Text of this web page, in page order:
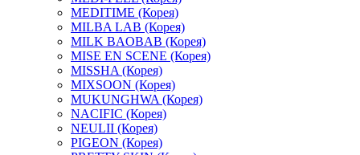
MEDITIME (Корея)
MILBA LAB (Корея)
MILK BAOBAB (Корея)
MISE EN SCENE (Корея)
MISSHA (Корея)
MIXSOON (Корея)
MUKUNGHWA (Корея)
NACIFIC (Корея)
NEULII (Корея)
PIGEON (Корея)